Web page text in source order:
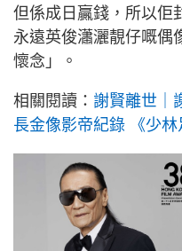
但係成日贏錢，所以佢
永遠英俊瀟灑靚仔嘅偶
懷念」。
相關閱讀： 謝賢離世｜
長金像影帝紀錄 《少